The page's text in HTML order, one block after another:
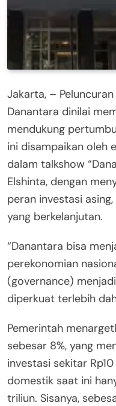
Jakarta, –
Danantara dinilai
mendukung
ini disampaikan oleh
dalam talkshow
Elshinta, dengan
peran investasi
yang berkelanjutan.
“Danantara bisa
perekonomian
(governance)
diperkuat terlebih
Pemerintah
sebesar 8%, yang
investasi sekitar
domestik saat ini
triliun. Sisanya,